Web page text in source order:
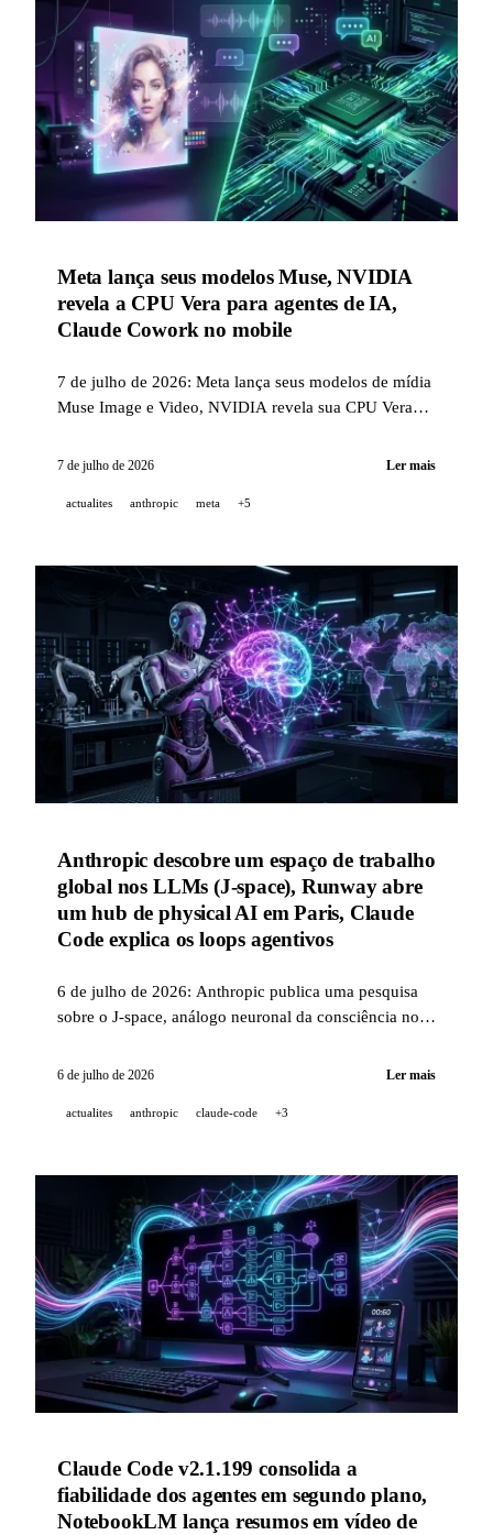
Meta lança seus modelos Muse, NVIDIA
revela a CPU Vera para agentes de IA,
Claude Cowork no mobile
7 de julho de 2026: Meta lança seus modelos de mídia
Muse Image e Video, NVIDIA revela sua CPU Vera
velocidade, GitHub abre seu app Copilot a todos os
7 de julho de 2026 Ler mais
actualites anthropic meta +5
Anthropic descobre um espaço de trabalho
global nos LLMs (J-space), Runway abre
um hub de physical AI em Paris, Claude
Code explica os loops agentivos
6 de julho de 2026: Anthropic publica uma pesquisa
sobre o J-space, análogo neuronal da consciência nos
world models e o physical AI; Claude Code
visualizações.
6 de julho de 2026 Ler mais
actualites anthropic claude-code +3
Claude Code v2.1.199 consolida a
fiabilidade dos agentes em segundo plano,
NotebookLM lança resumos em vídeo de